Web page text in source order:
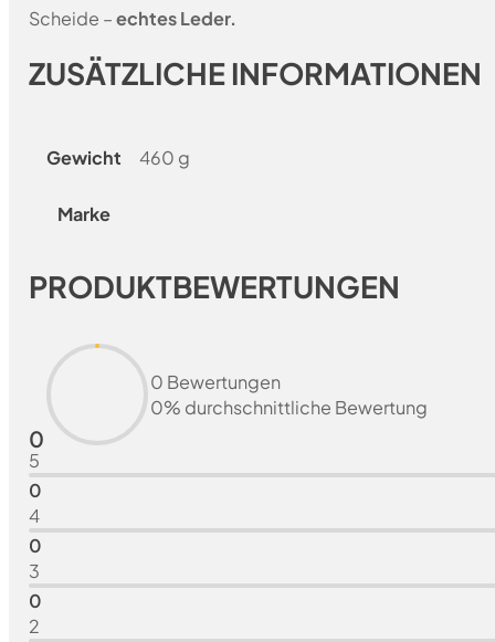
Scheide –echtes Leder.
ZUSÄTZLICHE INFORMATIONEN
Gewicht 460 g
Marke
PRODUKTBEWERTUNGEN
0
0 Bewertungen
0% durchschnittliche Bewertung
5
0
4
0
3
0
2